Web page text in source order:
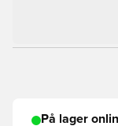
På lager